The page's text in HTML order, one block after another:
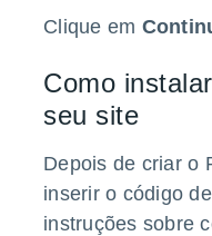
Clique em
Como
seu site
Depois de criar o
inserir o código
instruções sobre